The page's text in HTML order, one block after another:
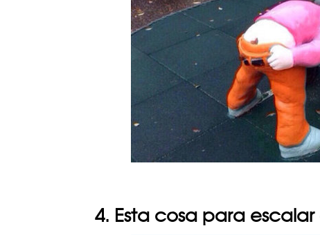
4. Esta cosa para